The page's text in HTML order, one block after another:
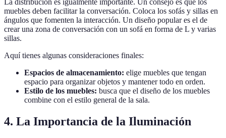
La distribución es igualmente importante. Un consejo es que los
muebles deben facilitar la conversación. Coloca los sofás y sillas en
ángulos que fomenten la interacción. Un diseño popular es el de
crear una zona de conversación con un sofá en forma de L y varias
sillas.
Aquí tienes algunas consideraciones finales:
Espacios de almacenamiento: elige muebles que tengan
espacio para organizar objetos y mantener todo en orden.
Estilo de los muebles: busca que el diseño de los muebles
combine con el estilo general de la sala.
4. La Importancia de la Iluminación